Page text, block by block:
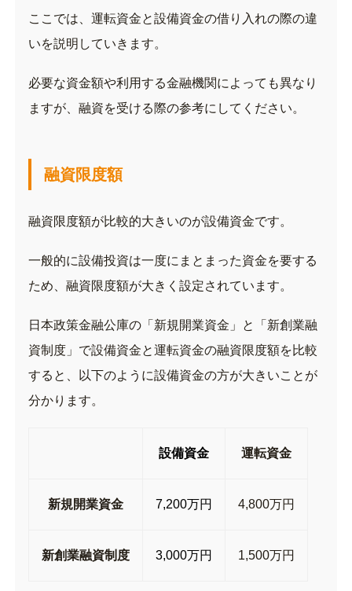
ここでは、運転資金と設備資金の借り入れの際の違
いを説明していきます。
必要な資金額や利用する金融機関によっても異なり
ますが、融資を受ける際の参考にしてください。
融資限度額
融資限度額が比較的大きいのが設備資金です。
一般的に設備投資は一度にまとまった資金を要する
ため、融資限度額が大きく設定されています。
日本政策金融公庫の「新規開業資金」と「新創業融
資制度」で設備資金と運転資金の融資限度額を比較
すると、以下のように設備資金の方が大きいことが
分かります。
設備資金 運転資金
新規開業資金 7,200万円 4,800万円
新創業融資制度 3,000万円 1,500万円